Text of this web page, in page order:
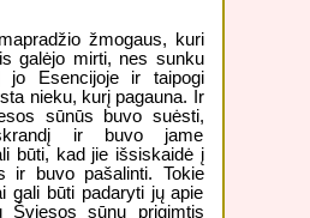
žmogaus, kuri
galėjo mirti, nes sunku
Esencijoje ir taipogi
nieku, kurį pagauna. Ir
sūnūs buvo suėsti,
ir buvo jame
būti, kad jie išsiskaidė į
ir buvo pašalinti. Tokie
gali būti padaryti jų apie
sūnų prigimtis